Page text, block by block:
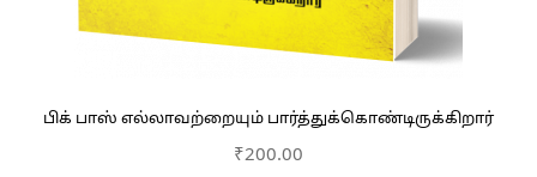
பிக் பாஸ் எல்லாவற்றையும் பார்த்துக்கொண்டிருக்கிறார்
₹200.00